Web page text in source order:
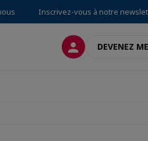
Inscrivez-vous à notre
CONNEXION
DEVENEZ